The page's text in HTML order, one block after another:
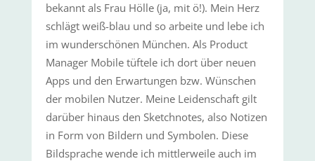
bekannt als Frau Hölle (ja, mit ö!). Mein Herz
schlägt weiß-blau und so arbeite und lebe ich
im wunderschönen München. Als Product
Manager Mobile tüftele ich dort über neuen
Apps und den Erwartungen bzw. Wünschen
der mobilen Nutzer. Meine Leidenschaft gilt
darüber hinaus den Sketchnotes, also Notizen
in Form von Bildern und Symbolen. Diese
Bildsprache wende ich mittlerweile auch im